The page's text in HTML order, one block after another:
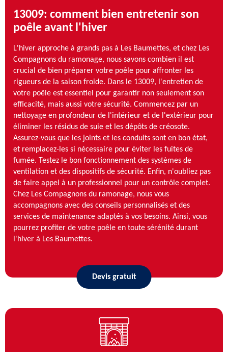
13009: comment bien entretenir son
poêle avant l'hiver
L'hiver approche à grands pas à Les Baumettes, et chez Les
Compagnons du ramonage, nous savons combien il est
crucial de bien préparer votre poêle pour affronter les
rigueurs de la saison froide. Dans le 13009, l'entretien de
votre poêle est essentiel pour garantir non seulement son
efficacité, mais aussi votre sécurité. Commencez par un
nettoyage en profondeur de l'intérieur et de l'extérieur pour
éliminer les résidus de suie et les dépôts de créosote.
Assurez-vous que les joints et les conduits sont en bon état,
et remplacez-les si nécessaire pour éviter les fuites de
fumée. Testez le bon fonctionnement des systèmes de
ventilation et des dispositifs de sécurité. Enfin, n'oubliez pas
de faire appel à un professionnel pour un contrôle complet.
Chez Les Compagnons du ramonage, nous vous
accompagnons avec des conseils personnalisés et des
services de maintenance adaptés à vos besoins. Ainsi, vous
pourrez profiter de votre poêle en toute sérénité durant
l'hiver à Les Baumettes.
Devis gratuit